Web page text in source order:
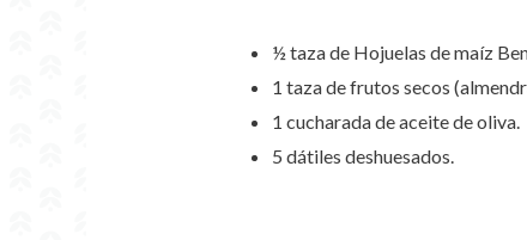
½ taza de Hojuelas de maíz
1 taza de frutos secos
1 cucharada de aceite de oliva.
5 dátiles deshuesados.